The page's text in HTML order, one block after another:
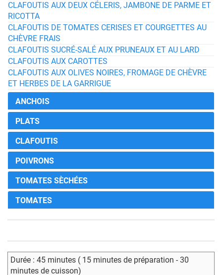
CLAFOUTIS AUX DEUX CÉLERIS, JAMBONE DE PARME ET
RICOTTA
CLAFOUTIS DE TOMATES CERISES ET COURGETTES AU
CHÈVRE FRAIS
CLAFOUTIS SUCRÉ-SALÉ AUX PRUNEAUX ET AU LARD
CLAFOUTIS AUX CAROTTES
CLAFOUTIS AUX OLIVES NOIRES, FROMAGE DE CHÈVRE
ET HERBES DE LA GARRIGUE
ANCHOIS
PLATS
CLAFOUTIS
POIVRONS
TOMATES SÈCHÉES
TOMATES
Durée : 45 minutes ( 15 minutes de préparation - 30
minutes de cuisson)